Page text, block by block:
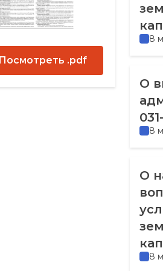
Посмотреть .pdf
8
О
8
О
8